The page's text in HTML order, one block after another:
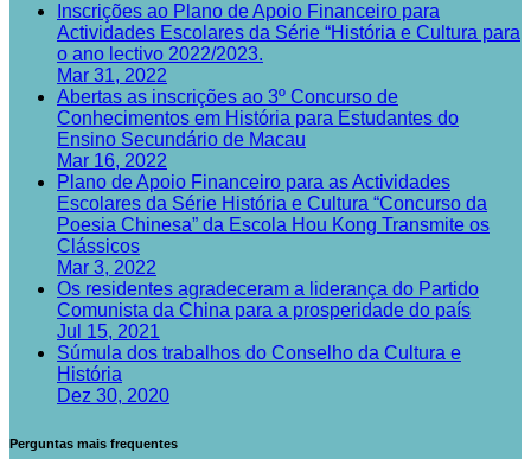
Inscrições ao Plano de Apoio Financeiro para
Actividades Escolares da Série “História e Cultura para
o ano lectivo 2022/2023.
Mar 31, 2022
Abertas as inscrições ao 3º Concurso de
Conhecimentos em História para Estudantes do
Ensino Secundário de Macau
Mar 16, 2022
Plano de Apoio Financeiro para as Actividades
Escolares da Série História e Cultura “Concurso da
Poesia Chinesa” da Escola Hou Kong Transmite os
Clássicos
Mar 3, 2022
Os residentes agradeceram a liderança do Partido
Comunista da China para a prosperidade do país
Jul 15, 2021
Súmula dos trabalhos do Conselho da Cultura e
História
Dez 30, 2020
Perguntas mais frequentes